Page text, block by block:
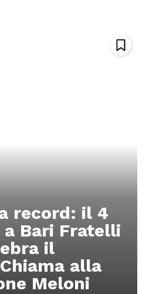
record: il 4
Bari Fratelli
il
alla
Meloni